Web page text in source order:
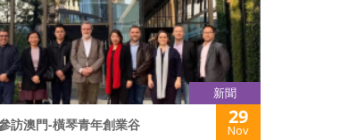
新聞
訪澳門-橫琴青年創業谷 29
Nov